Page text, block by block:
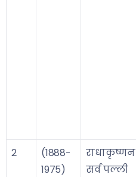
2
(1888-
1975)
राधाकृष्णन
सर्व पल्ली